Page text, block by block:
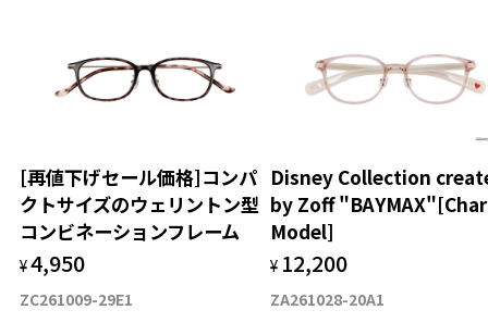
[再値下げセール価格]コンパ
クトサイズのウェリントン型
コンビネーションフレーム
¥4,950
ZC261009-29E1
Disney Collection
by Zoff
Model]
¥ 12,200
ZA261028-20A1